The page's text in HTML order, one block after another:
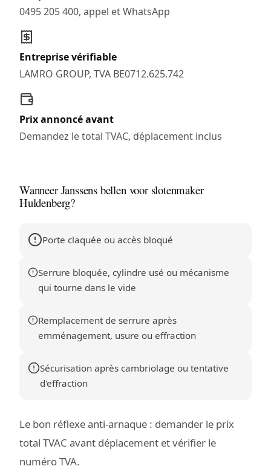
0495 205 400, appel et WhatsApp
Entreprise vérifiable
LAMRO GROUP, TVA BE0712.625.742
Prix annoncé avant
Demandez le total TVAC, déplacement inclus
Wanneer Janssens bellen voor slotenmaker
Huldenberg?
Porte claquée ou accès bloqué
Serrure bloquée, cylindre usé ou mécanisme
qui tourne dans le vide
Remplacement de serrure après
emménagement, usure ou effraction
Sécurisation après cambriolage ou tentative
d'effraction
Le bon réflexe anti-arnaque : demander le prix
total TVAC avant déplacement et vérifier le
numéro TVA.